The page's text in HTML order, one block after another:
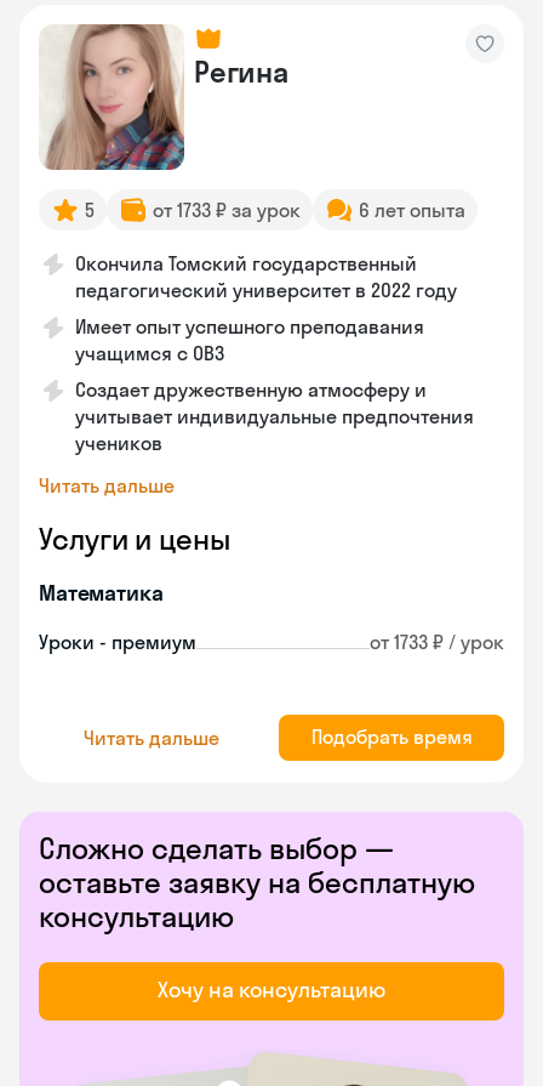
Регина
5 от 1733 ₽ за урок 6 лет опыта
Окончила Томский государственный
педагогический университет в 2022 году
Имеет опыт успешного преподавания
учащимся с ОВЗ
Создает дружественную атмосферу и
учитывает индивидуальные предпочтения
учеников
Читать дальше
Услуги и цены
Математика
Уроки - премиум от 1733 ₽ / урок
Читать дальше Подобрать время
Сложно сделать выбор —
оставьте заявку на бесплатную
консультацию
Хочу на консультацию